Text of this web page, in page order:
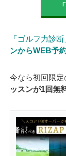
「ゴルフ力診
ンからWEB予
今なら初回限定
ッスンが1回無